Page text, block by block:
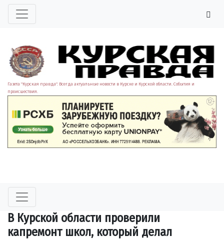
Газета "Курская правда". Всегда актуальные новости в Курске и Курской области. События и
происшествия.
В Курской области проверили
капремонт школ, который делал